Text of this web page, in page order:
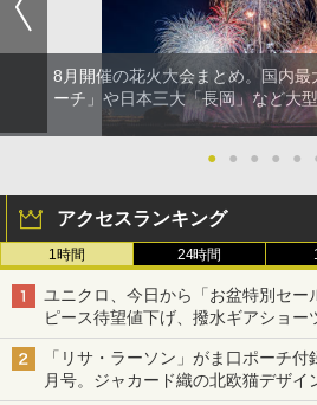
8月開催の花火大会まとめ。国内
ーチ」や日本三大「長岡」など大
● ● ● ● ●
アクセスランキング
1時間 24時間
ユニクロ、今日から「お盆特別セー
ピース待望値下げ、撥水ギアショー
「リサ・ラーソン」がま口ポーチ
月号。ジャカード織の北欧猫デザイ